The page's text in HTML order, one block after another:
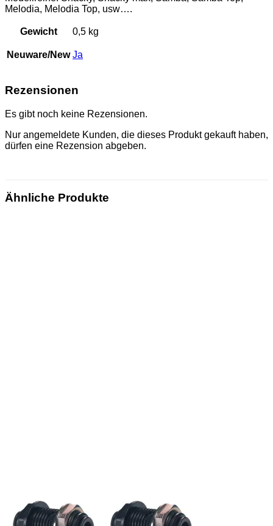
Melodia, Melodia Top, usw….
Gewicht 0,5 kg
Neuware/New Ja
Rezensionen
Es gibt noch keine Rezensionen.
Nur angemeldete Kunden, die dieses Produkt gekauft haben,
dürfen eine Rezension abgeben.
Ähnliche Produkte